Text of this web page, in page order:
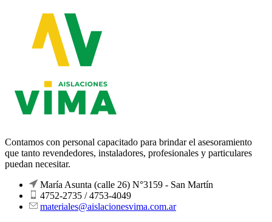
Contamos con personal capacitado para brindar el asesoramiento
que tanto revendedores, instaladores, profesionales y particulares
puedan necesitar.
María Asunta (calle 26) N°3159 - San Martín
4752-2735 / 4753-4049
materiales@aislacionesvima.com.ar